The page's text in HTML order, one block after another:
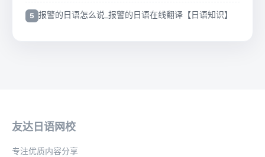
报警的日语怎么说_报警的日语在线翻译【日语知识】
友达日语网校
专注优质内容分享